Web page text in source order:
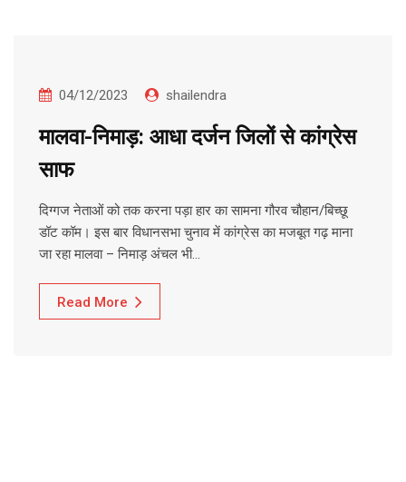
04/12/2023 shailendra
मालवा-निमाड़: आधा दर्जन जिलों से कांग्रेस
साफ
दिग्गज नेताओं को तक करना पड़ा हार का सामना गौरव चौहान/बिच्छू
डॉट कॉम। इस बार विधानसभा चुनाव में कांग्रेस का मजबूत गढ़ माना
जा रहा मालवा – निमाड़ अंचल भी…
Read More